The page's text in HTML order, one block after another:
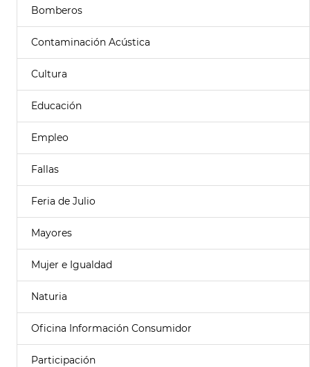
Bomberos
Contaminación Acústica
Cultura
Educación
Empleo
Fallas
Feria de Julio
Mayores
Mujer e Igualdad
Naturia
Oficina Información Consumidor
Participación